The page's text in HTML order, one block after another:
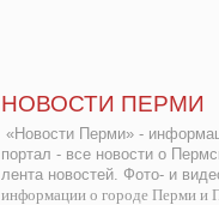
НОВОСТИ ПЕРМИ
«Новости Перми» -
портал - все новости о
лента новостей. Фото- и
информации о городе Перми и